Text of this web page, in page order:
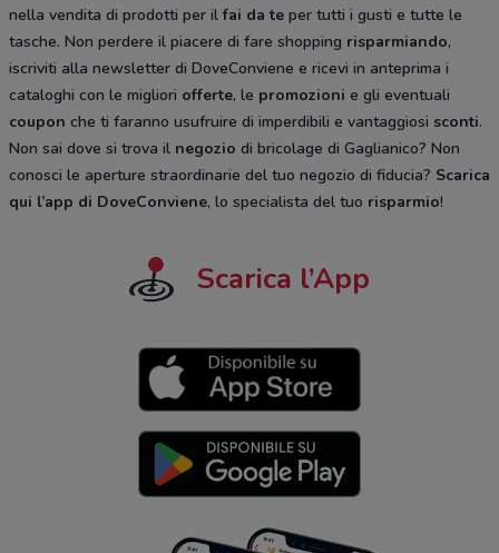
nella vendita di prodotti per ilfai da te per tutti i gusti e tutte le
tasche. Non perdere il piacere di fare shopping risparmiando,
iscriviti alla newsletter di DoveConviene e ricevi in anteprima i
cataloghi con le migliori offerte, le promozioni e gli eventuali
coupon che ti faranno usufruire di imperdibili e vantaggiosi sconti.
Non sai dove si trova il negozio di bricolage di Gaglianico? Non
conosci le aperture straordinarie del tuo negozio di fiducia? Scarica
qui l’app di DoveConviene, lo specialista del tuo risparmio!
Scarica l’App